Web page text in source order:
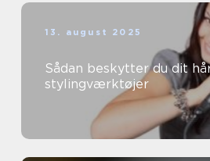
13. august 2025
Sådan beskytter du dit
stylingværktøjer